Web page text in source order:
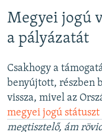
Megyei jogú
a pályázatát
Csakhogy a
benyújtott, részben
vissza, mivel az
megyei jogú
megtisztelő, ám